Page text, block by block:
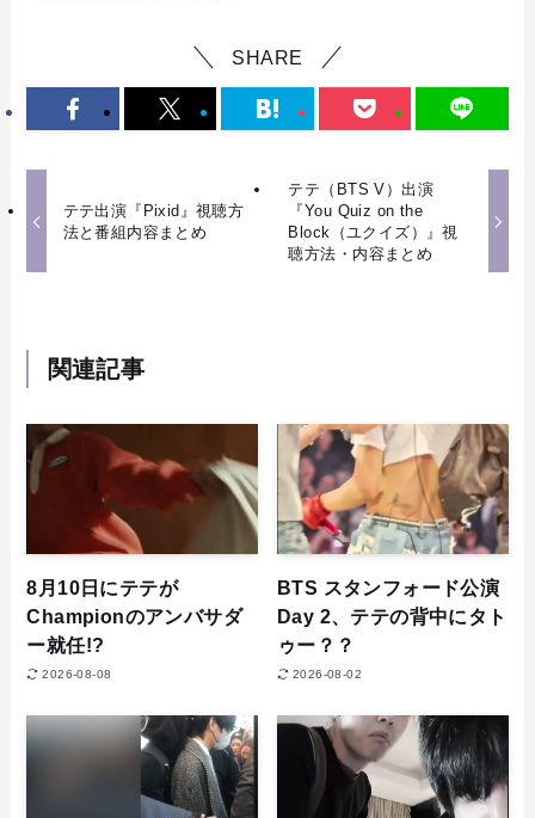
SHARE
テテ出演『Pixid』視聴方
法と番組内容まとめ
テテ（BTS V）出演
『You Quiz on the
Block（ユクイズ）』視
聴方法・内容まとめ
関連記事
8月10日にテテが
Championのアンバサダ
ー就任!?
2026-08-08
BTS スタンフォード公演
Day 2、テテの背中にタト
ゥー？？
2026-08-02